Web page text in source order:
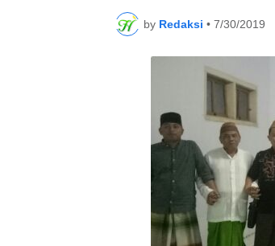
by Redaksi • 7/30/2019